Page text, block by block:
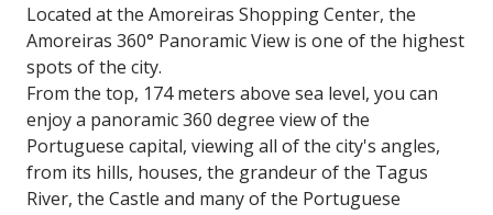
Located at the Amoreiras Shopping Center, the
Amoreiras 360° Panoramic View is one of the highest
spots of the city.
From the top, 174 meters above sea level, you can
enjoy a panoramic 360 degree view of the
Portuguese capital, viewing all of the city's angles,
from its hills, houses, the grandeur of the Tagus
River, the Castle and many of the Portuguese